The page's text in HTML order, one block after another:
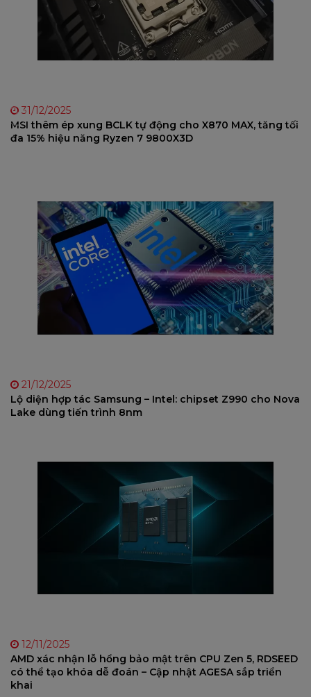
31/12/2025
MSI thêm ép xung BCLK tự động cho X870 MAX, tăng tối
đa 15% hiệu năng Ryzen 7 9800X3D
21/12/2025
Lộ diện hợp tác Samsung – Intel: chipset Z990 cho Nova
Lake dùng tiến trình 8nm
12/11/2025
AMD xác nhận lỗ hổng bảo mật trên CPU Zen 5, RDSEED
có thể tạo khóa dễ đoán – Cập nhật AGESA sắp triển
khai